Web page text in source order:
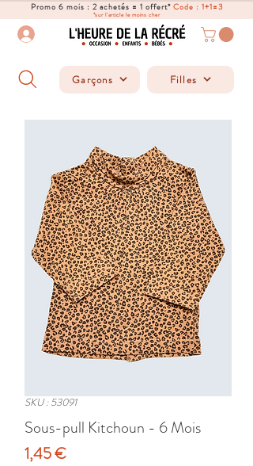
Promo 6 mois : 2 achetés = 1 offert*Code : 1+1=3
*sur l'article le moins cher
Garçons Filles
SKU : 53091
Sous-pull Kitchoun - 6 Mois
1,45 €Prix